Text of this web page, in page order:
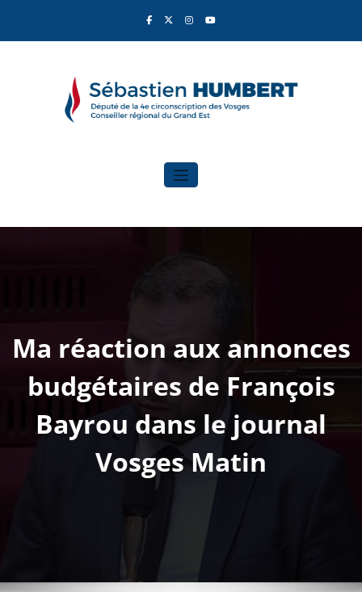
contenu
Sébastien Humbert
Ma réaction aux annonces
budgétaires de François
Bayrou dans le journal
Vosges Matin